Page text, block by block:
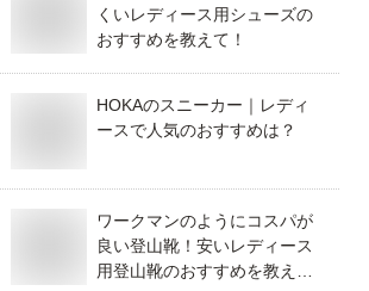
くいレディース用シューズの
おすすめを教えて！
HOKAのスニーカー｜レディ
ースで人気のおすすめは？
ワークマンのようにコスパが
良い登山靴！安いレディース
用登山靴のおすすめを教え